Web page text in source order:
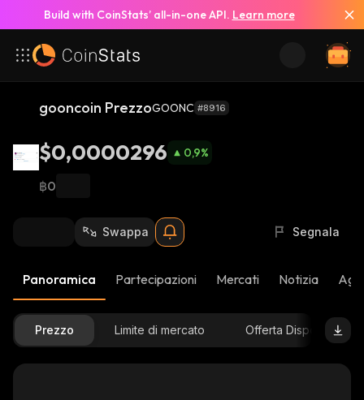
Build with CoinStats’ all-in-one API. Learn more
gooncoin PrezzoGOONC #8916
$0,0000296 0,9%
฿0
Swappa Segnala
Panoramica Partecipazioni Mercati Notizia
Prezzo Limite di mercato Offerta Disponibile